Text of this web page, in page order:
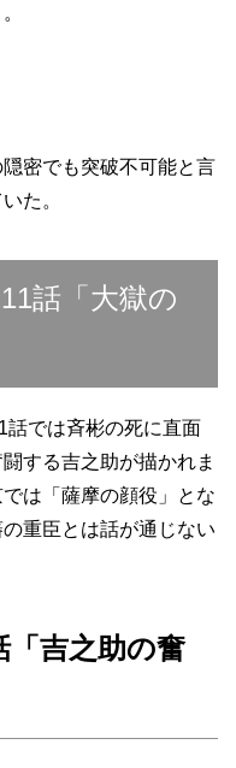
密でも突破不可能と言
た。
話「大獄の
話では斉彬の死に直面
する吉之助が描かれま
は「薩摩の顔役」とな
重臣とは話が通じない
「吉之助の奮